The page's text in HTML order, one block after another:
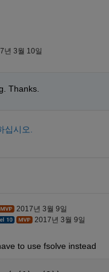
년 3월 10일
Thanks.
십시오.
2017년 3월 9일
2017년 3월 9일
to use fsolve instead